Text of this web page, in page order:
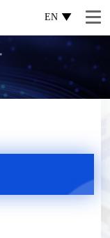
EN